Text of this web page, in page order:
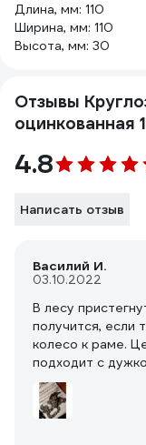
Длина, мм: 110
Ширина, мм: 110
Высота, мм: 30
Отзывы
оцинкованная
4.8
Написать отзыв
Василий И.
03.10.2022
В лесу
получится, если
колесо к раме.
подходит с
диаметре
масса таких
людей.
внушительная